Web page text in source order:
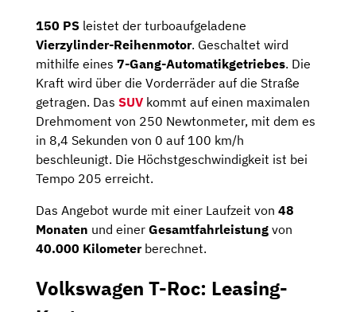
150 PS leistet der turboaufgeladene
Vierzylinder-Reihenmotor. Geschaltet wird
mithilfe eines 7-Gang-Automatikgetriebes. Die
Kraft wird über die Vorderräder auf die Straße
getragen. Das SUV kommt auf einen maximalen
Drehmoment von 250 Newtonmeter, mit dem es
in 8,4 Sekunden von 0 auf 100 km/h
beschleunigt. Die Höchstgeschwindigkeit ist bei
Tempo 205 erreicht.
Das Angebot wurde mit einer Laufzeit von 48
Monaten und einer Gesamtfahrleistung von
40.000 Kilometerberechnet.
Volkswagen T-Roc: Leasing-